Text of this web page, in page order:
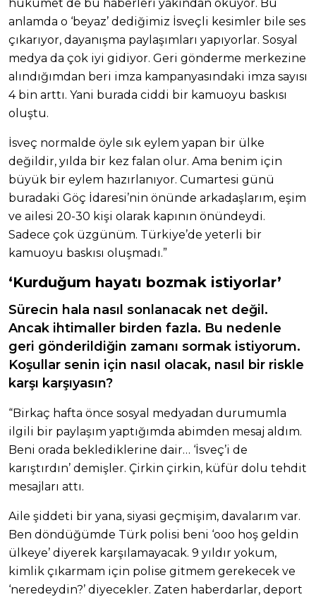
hükümet de bu haberleri yakından okuyor. Bu
anlamda o ‘beyaz’ dediğimiz İsveçli kesimler bile ses
çıkarıyor, dayanışma paylaşımları yapıyorlar. Sosyal
medya da çok iyi gidiyor. Geri gönderme merkezine
alındığımdan beri imza kampanyasındaki imza sayısı
4 bin arttı. Yani burada ciddi bir kamuoyu baskısı
oluştu.
İsveç normalde öyle sık eylem yapan bir ülke
değildir, yılda bir kez falan olur. Ama benim için
büyük bir eylem hazırlanıyor. Cumartesi günü
buradaki Göç İdaresi’nin önünde arkadaşlarım, eşim
ve ailesi 20-30 kişi olarak kapının önündeydi.
Sadece çok üzgünüm. Türkiye’de yeterli bir
kamuoyu baskısı oluşmadı.”
‘Kurduğum hayatı bozmak istiyorlar’
Sürecin hala nasıl sonlanacak net değil.
Ancak ihtimaller birden fazla. Bu nedenle
geri gönderildiğin zamanı sormak istiyorum.
Koşullar senin için nasıl olacak, nasıl bir riskle
karşı karşıyasın?
“Birkaç hafta önce sosyal medyadan durumumla
ilgili bir paylaşım yaptığımda abimden mesaj aldım.
Beni orada beklediklerine dair… ‘İsveç’i de
karıştırdın’ demişler. Çirkin çirkin, küfür dolu tehdit
mesajları attı.
Aile şiddeti bir yana, siyasi geçmişim, davalarım var.
Ben döndüğümde Türk polisi beni ‘ooo hoş geldin
ülkeye’ diyerek karşılamayacak. 9 yıldır yokum,
kimlik çıkarmam için polise gitmem gerekecek ve
‘neredeydin?’ diyecekler. Zaten haberdarlar, deport